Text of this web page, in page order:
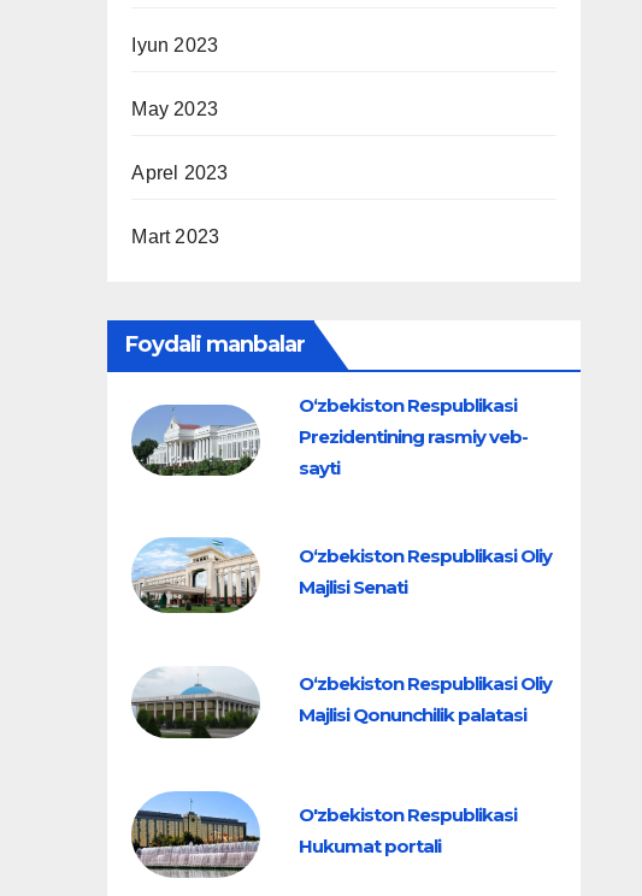
Iyun 2023
May 2023
Aprel 2023
Mart 2023
Foydali manbalar
O‘zbekiston Respublikasi
Prezidentining rasmiy veb-
sayti
O‘zbekiston Respublikasi Oliy
Majlisi Senati
O‘zbekiston Respublikasi Oliy
Majlisi Qonunchilik palatasi
O'zbekiston Respublikasi
Hukumat portali